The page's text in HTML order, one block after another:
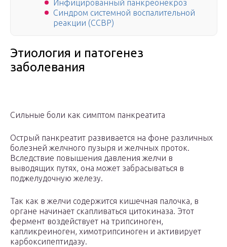
Инфицированный панкреонекроз
Синдром системной воспалительной
реакции (ССВР)
Этиология и патогенез
заболевания
Сильные боли как симптом панкреатита
Острый панкреатит развивается на фоне различных
болезней желчного пузыря и желчных проток.
Вследствие повышения давления желчи в
выводящих путях, она может забрасываться в
поджелудочную железу.
Так как в желчи содержится кишечная палочка, в
органе начинает скапливаться цитокиназа. Этот
фермент воздействует на трипсиноген,
капликреиноген, химотрипсиноген и активирует
карбоксипептидазу.